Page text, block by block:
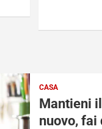
CASA
Mantieni
nuovo, fai